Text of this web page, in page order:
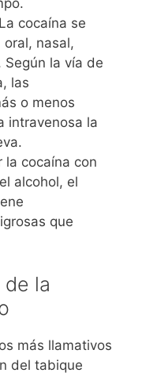
cocaína se
oral, nasal,
la vía de
las
o menos
intravenosa la
la cocaína con
alcohol, el
que
la
más llamativos
del tabique